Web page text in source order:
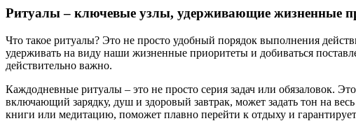
Ритуалы – ключевые узлы, удерживающие жизненные
Что такое ритуалы? Это не просто удобный порядок выполнения
удерживать на виду наши жизненные приоритеты и добиваться
действительно важно.
Каждодневные ритуалы – это не просто серия задач или обязаловок.
включающий зарядку, душ и здоровый завтрак, может задать тон на
книги или медитацию, поможет плавно перейти к отдыху и